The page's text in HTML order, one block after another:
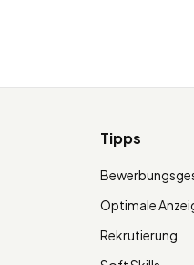
Tipps
Optimale
Rekrutierung